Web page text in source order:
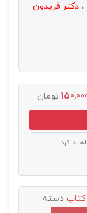
، دکتر فریدون
تومان
کرد.
کتاب دسته